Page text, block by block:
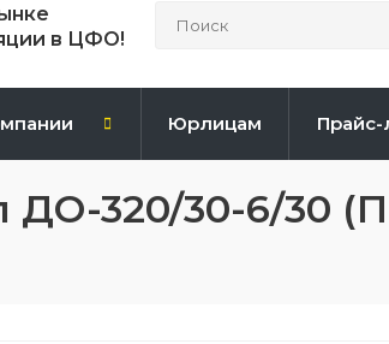
в ЦФО!
Юрлицам Прайс-
ДО-320/30-6/30